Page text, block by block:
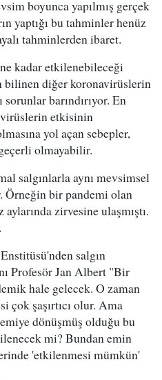
boyunca yapılmış gerçek
yaptığı bu tahminler henüz
tahminlerden ibaret.
kadar etkilenebileceği
bilinen diğer koronavirüslerin
barındırıyor. En
etkisinin
yol açan sebepler,
olmayabilir.
salgınlarla aynı mevsimsel
bir pandemi olan
zirvesine ulaşmıştı.
salgın
Profesör Jan Albert "Bir
hale gelecek. O zaman
çok şaşırtıcı olur. Ama
dönüşmüş olduğu bu
mi? Bundan emin
'etkilenmesi mümkün'